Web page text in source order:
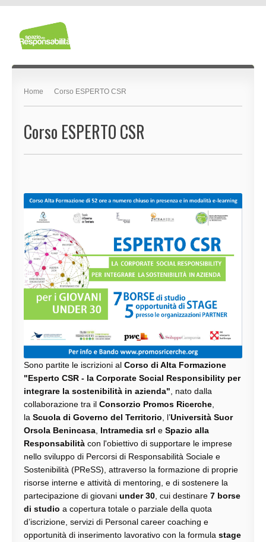
Home Corso ESPERTO CSR
Corso ESPERTO CSR
Sono partite le iscrizioni al Corso di Alta Formazione
"Esperto CSR - la Corporate Social Responsibility per
integrare la sostenibilità in azienda" , nato dalla
collaborazione tra il Consorzio Promos Ricerche
la Scuola di Governo del Territorio , l’Università Suor
Orsola Benincasa Intramedia srl e Spazio alla
Responsabilità con l'obiettivo di supportare le imprese
nello sviluppo di Percorsi di Responsabilità Sociale e
Sostenibilità (PReSS), attraverso la formazione di proprie
risorse interne e attività di mentoring, e di sostenere la
partecipazione di giovani under 30 , cui destinare 7 borse
di studio a copertura totale o parziale della quota
d’iscrizione, servizi di Personal career coaching e
opportunità di inserimento lavorativo con la formula stage